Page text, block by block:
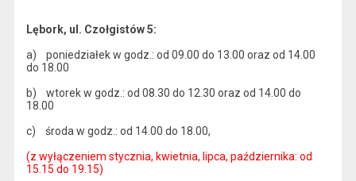
Lębork, ul. Czołgistów 5:
a) poniedziałek w godz.: od 09.00 do 13.00 oraz od 14.00
do 18.00
b) wtorek w godz.: od 08.30 do 12.30 oraz od 14.00 do
18.00
c) środa w godz.: od 14.00 do 18.00,
(z wyłączeniem stycznia, kwietnia, lipca, października: od
15.15 do 19.15)